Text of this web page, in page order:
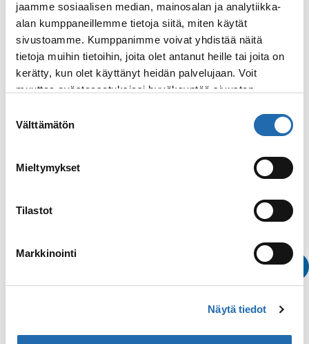
jaamme sosiaalisen median, mainosalan ja analytiikka-
alan kumppaneillemme tietoja siitä, miten käytät
sivustoamme. Kumppanimme voivat yhdistää näitä
tietoja muihin tietoihin, joita olet antanut heille tai joita on
kerätty, kun olet käyttänyt heidän palvelujaan. Voit
muuttaa evästeasetuksiesi hyväksyntää sivuston
valinta
Välttämätön
Mieltymykset
Tilastot
Markkinointi
Näytä tiedot
Katso kaikki
Varaa risteilyt varustamoittain